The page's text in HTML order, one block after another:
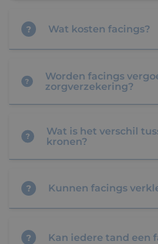
? Wat kosten facings?
?
Worden facings
zorgverzekering?
?
Wat is het verschil
kronen?
? Kunnen facings
? Kan iedere tand een